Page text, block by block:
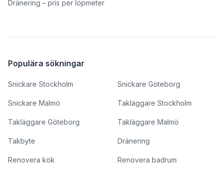
Dränering – pris per löpmeter
Populära sökningar
Snickare Stockholm Snickare Göteborg
Snickare Malmö Takläggare Stockholm
Takläggare Göteborg Takläggare Malmö
Takbyte Dränering
Renovera kök Renovera badrum